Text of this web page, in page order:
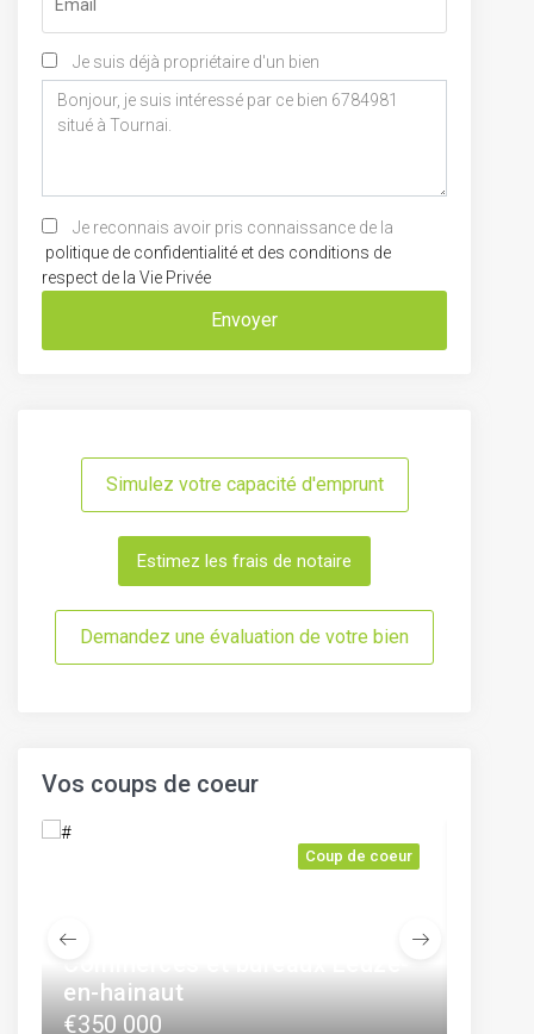
Je suis déjà propriétaire d'un bien
Je reconnais avoir pris connaissance de la
politique de confidentialité et des conditions de
respect de la Vie Privée
Envoyer
Simulez votre capacité d'emprunt
Estimez les frais de notaire
Demandez une évaluation de votre bien
Vos coups de coeur
Coup de coeur
en-hainaut
€350 000